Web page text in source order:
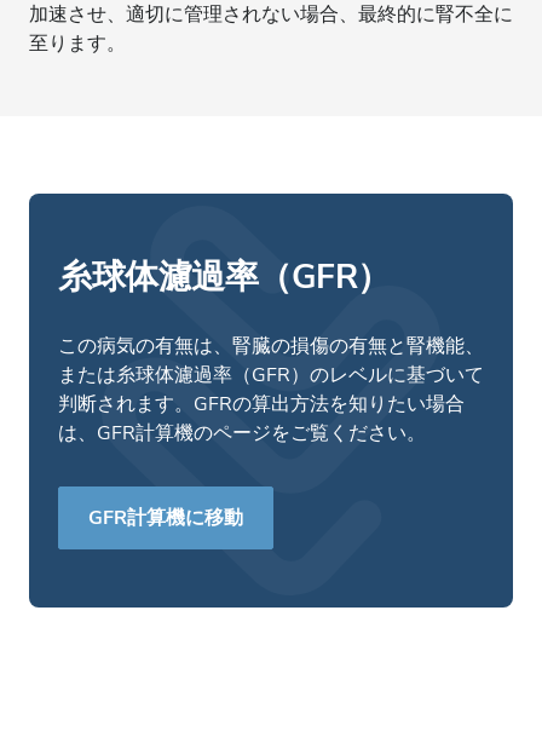
加速させ、適切に管理されない場合、最終的に腎不全に
至ります。
糸球体濾過率（GFR）
この病気の有無は、腎臓の損傷の有無と腎機能、
または糸球体濾過率（GFR）のレベルに基づいて
判断されます。GFRの算出方法を知りたい場合
は、GFR計算機のページをご覧ください。
GFR計算機に移動